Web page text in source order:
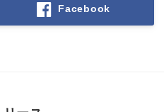
Facebook